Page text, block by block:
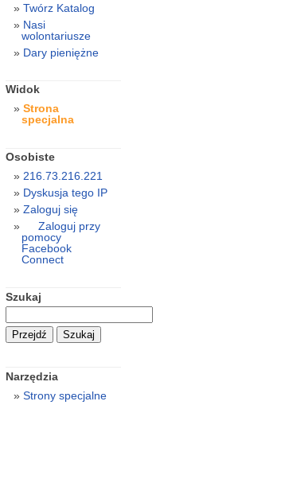
Twórz Katalog
Nasi
wolontariusze
Dary pieniężne
Widok
Strona
specjalna
Osobiste
216.73.216.221
Dyskusja tego IP
Zaloguj się
Zaloguj przy
pomocy
Facebook
Connect
Szukaj
Narzędzia
Strony specjalne